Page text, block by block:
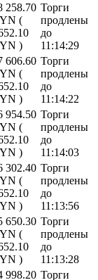
258.70
(
)
Торги
продлены
до
11:14:29
606.60
(
)
Торги
продлены
до
11:14:22
954.50
(
)
Торги
продлены
до
11:14:03
302.40
(
)
Торги
продлены
до
11:13:56
650.30
(
)
Торги
продлены
до
11:13:28
998.20 Торги